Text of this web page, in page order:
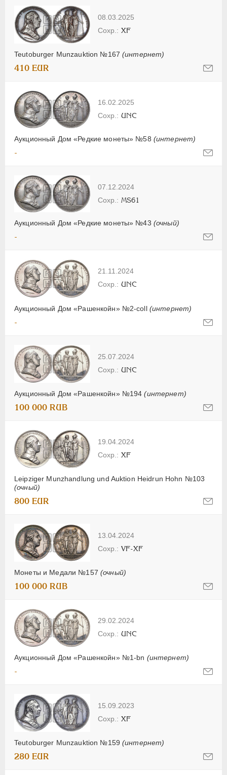
08.03.2025
Teutoburger Munzauktion №167(интернет)
XF
410 EUR
16.02.2025
Аукционный Дом «Редкие монеты» №58 (интернет)
UNC
-
07.12.2024
Аукционный Дом «Редкие монеты» №43 (очный)
MS61
-
21.11.2024
Аукционный Дом «Рашенкойн» №2-coll (интернет)
UNC
-
25.07.2024
Аукционный Дом «Рашенкойн» №194(интернет)
UNC
100 000 RUB
19.04.2024
Leipziger Munzhandlung und Auktion Heidrun Hohn №103
(очный)
XF
800 EUR
13.04.2024
Монеты и Медали №157 (очный)
VF-XF
100 000 RUB
29.02.2024
Аукционный Дом «Рашенкойн» №1-bn (интернет)
UNC
-
15.09.2023
Teutoburger Munzauktion №159(интернет)
XF
280 EUR